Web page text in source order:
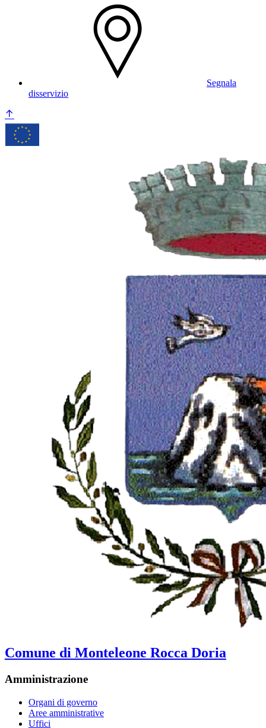
Segnala
disservizio
Comune di Monteleone Rocca Doria
Amministrazione
Organi di governo
Aree amministrative
Uffici